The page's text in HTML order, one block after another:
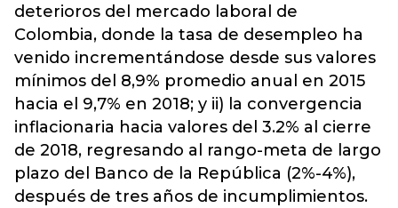
deterioros del mercado laboral de
Colombia, donde la tasa de desempleo ha
venido incrementándose desde sus valores
mínimos del 8,9% promedio anual en 2015
hacia el 9,7% en 2018; y ii) la convergencia
inflacionaria hacia valores del 3.2% al cierre
de 2018, regresando al rango-meta de largo
plazo del Banco de la República (2%-4%),
después de tres años de incumplimientos.